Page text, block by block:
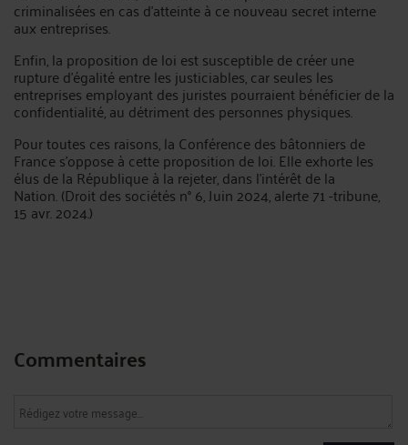
criminalisées en cas d'atteinte à ce nouveau secret interne
aux entreprises.
Enfin, la proposition de loi est susceptible de créer une
rupture d'égalité entre les justiciables, car seules les
entreprises employant des juristes pourraient bénéficier de la
confidentialité, au détriment des personnes physiques.
Pour toutes ces raisons, la Conférence des bâtonniers de
France s'oppose à cette proposition de loi. Elle exhorte les
élus de la République à la rejeter, dans l'intérêt de la
Nation. (Droit des sociétés n° 6, Juin 2024, alerte 71 -tribune,
15 avr. 2024.)
Commentaires